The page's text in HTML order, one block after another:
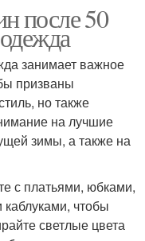
после 50
занимает важное
призваны
но также
на лучшие
зимы, а также на
с платьями, юбками,
чтобы
светлые цвета